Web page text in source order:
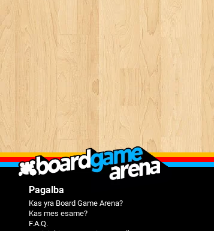
Pagalba
Kas yra Board Game Arena?
Kas mes esame?
F.A.Q.